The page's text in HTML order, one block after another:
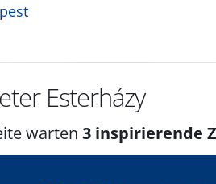
Esterházy
warten3 inspirierende